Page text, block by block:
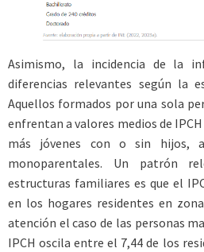
Asimismo, la incidencia de la
diferencias relevantes según la
Aquellos formados por una sola
enfrentan a valores medios de
más jóvenes con o sin hijos,
monoparentales. Un patrón
estructuras familiares es que el
en los hogares residentes en
atención el caso de las personas
IPCH oscila entre el 7,44 de los